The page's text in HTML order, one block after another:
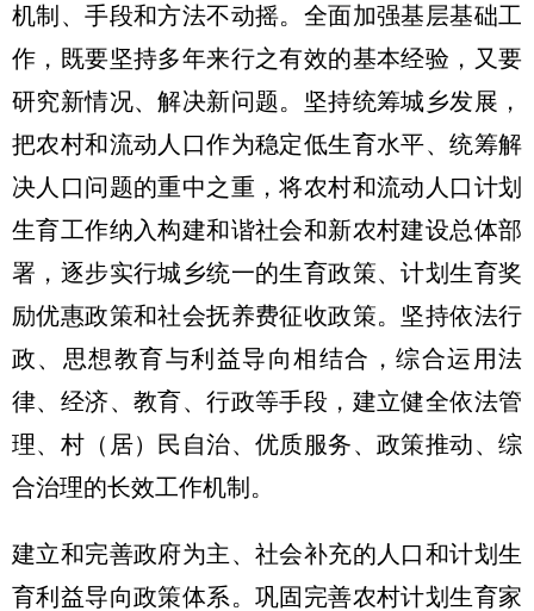
机制、手段和方法不动摇。全面加强基层基础工
作，既要坚持多年来行之有效的基本经验，又要
研究新情况、解决新问题。坚持统筹城乡发展，
把农村和流动人口作为稳定低生育水平、统筹解
决人口问题的重中之重，将农村和流动人口计划
生育工作纳入构建和谐社会和新农村建设总体部
署，逐步实行城乡统一的生育政策、计划生育奖
励优惠政策和社会抚养费征收政策。坚持依法行
政、思想教育与利益导向相结合，综合运用法
律、经济、教育、行政等手段，建立健全依法管
理、村（居）民自治、优质服务、政策推动、综
合治理的长效工作机制。
建立和完善政府为主、社会补充的人口和计划生
育利益导向政策体系。巩固完善农村计划生育家